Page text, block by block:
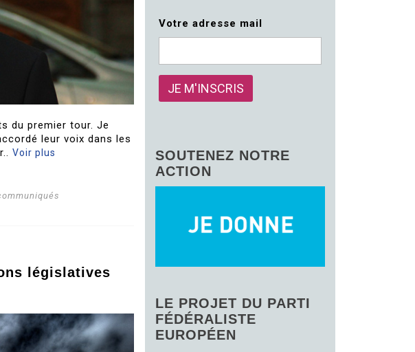
du premier tour. Je
leur voix dans les
Voir plus
législatives
Votre adresse mail
SOUTENEZ NOTRE
ACTION
LE PROJET DU PARTI
FÉDÉRALISTE
EUROPÉEN